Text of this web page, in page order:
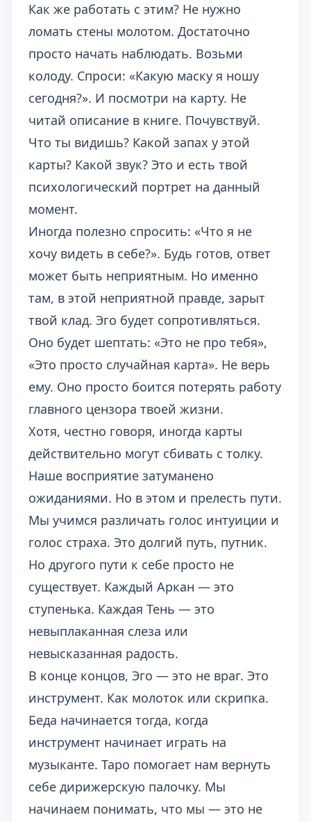
Как же работать с этим? Не нужно
ломать стены молотом. Достаточно
просто начать наблюдать. Возьми
колоду. Спроси: «Какую маску я ношу
сегодня?». И посмотри на карту. Не
читай описание в книге. Почувствуй.
Что ты видишь? Какой запах у этой
карты? Какой звук? Это и есть твой
психологический портрет на данный
момент.
Иногда полезно спросить: «Что я не
хочу видеть в себе?». Будь готов, ответ
может быть неприятным. Но именно
там, в этой неприятной правде, зарыт
твой клад. Эго будет сопротивляться.
Оно будет шептать: «Это не про тебя»,
«Это просто случайная карта». Не верь
ему. Оно просто боится потерять работу
главного цензора твоей жизни.
Хотя, честно говоря, иногда карты
действительно могут сбивать с толку.
Наше восприятие затуманено
ожиданиями. Но в этом и прелесть пути.
Мы учимся различать голос интуиции и
голос страха. Это долгий путь, путник.
Но другого пути к себе просто не
существует. Каждый Аркан — это
ступенька. Каждая Тень — это
невыплаканная слеза или
невысказанная радость.
В конце концов, Эго — это не враг. Это
инструмент. Как молоток или скрипка.
Беда начинается тогда, когда
инструмент начинает играть на
музыканте. Таро помогает нам вернуть
себе дирижерскую палочку. Мы
начинаем понимать, что мы — это не